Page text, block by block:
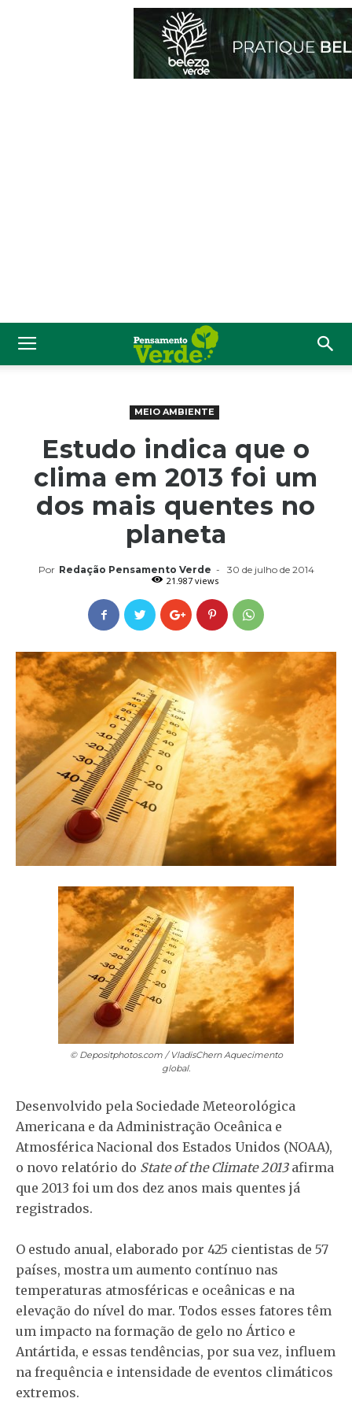
MEIO AMBIENTE
Estudo indica que o
clima em 2013 foi um
dos mais quentes no
planeta
Por Redação Pensamento Verde -
30 de julho de 2014
21.987 views
© Depositphotos.com / VladisChernAquecimento
global.
Desenvolvido pela Sociedade Meteorológica
Americana e da Administração Oceânica e
Atmosférica Nacional dos Estados Unidos (NOAA),
o novo relatório do State of the Climate 2013afirma
que 2013 foi um dos dez anos mais quentes já
registrados.
O estudo anual, elaborado por 425 cientistas de 57
países, mostra um aumento contínuo nas
temperaturas atmosféricas e oceânicas e na
elevação do nível do mar. Todos esses fatores têm
um impacto na formação de gelo no Ártico e
Antártida, e essas tendências, por sua vez, influem
na frequência e intensidade de eventos climáticos
extremos.